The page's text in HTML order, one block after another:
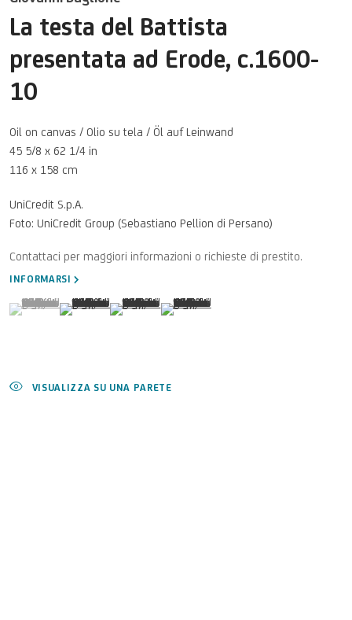
La testa del Battista
presentata ad Erode, c.1600-
10
Oil on canvas / Olio su tela / Öl auf Leinwand
45 5/8 x 62 1/4 in
116 x 158 cm
UniCredit S.p.A.
Foto: UniCredit Group (Sebastiano Pellion di Persano)
INFORMARSI
(View a larger image of thumbnail 1 )
, currently selected.
, currently selected.
, currently selected.(View a larger image of thumbnail 2 )
(View a larger image of thumbnail 3 )
(View a larger image of thumbnail 4 )
VISUALIZZA SU UNA PARETE